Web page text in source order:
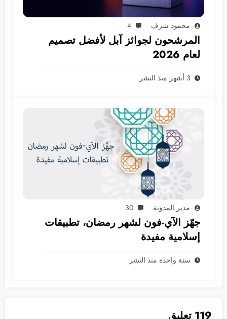
محمود شرف 4
المرشحون لجوائز آبل لأفضل تصميم
لعام 2026
3 أشهر منذ النشر
مدير المدونة 30
جهّز الآي-فون لشهر رمضان، تطبيقات
إسلامية مفيدة
سنة واحدة منذ النشر
119 تعليق